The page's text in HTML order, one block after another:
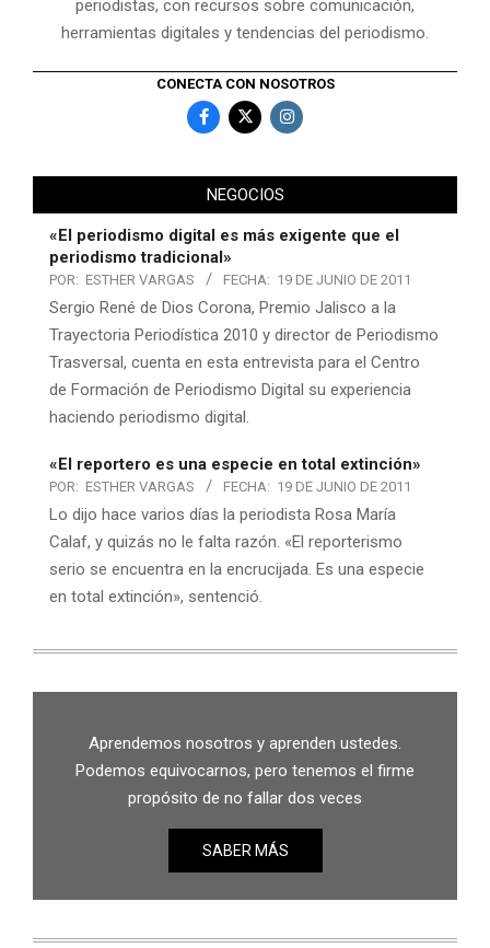
periodistas, con recursos sobre comunicación,
herramientas digitales y tendencias del periodismo.
CONECTA CON NOSOTROS
NEGOCIOS
«El periodismo digital es más exigente que el
periodismo tradicional»
POR: ESTHER VARGAS FECHA: 19 DE JUNIO DE 2011
Sergio René de Dios Corona, Premio Jalisco a la
Trayectoria Periodística 2010 y director de Periodismo
Trasversal, cuenta en esta entrevista para el Centro
de Formación de Periodismo Digital su experiencia
haciendo periodismo digital.
«El reportero es una especie en total extinción»
POR: ESTHER VARGAS FECHA: 19 DE JUNIO DE 2011
Lo dijo hace varios días la periodista Rosa María
Calaf, y quizás no le falta razón. «El reporterismo
serio se encuentra en la encrucijada. Es una especie
en total extinción», sentenció.
Aprendemos nosotros y aprenden ustedes.
Podemos equivocarnos, pero tenemos el firme
propósito de no fallar dos veces
SABER MÁS